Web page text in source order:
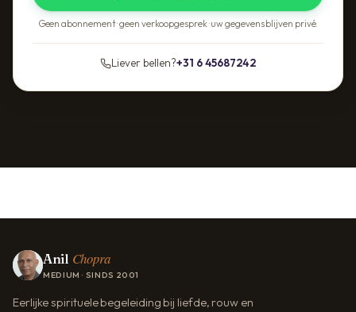
Geen abonnement · geen verkoopgesprek · uw gegevens blijven privé.
Liever bellen?+31 6 45687242
Anil Chopra
MEDIUM · SINDS 2001
Eerlijke spirituele begeleiding bij liefde, rouw en